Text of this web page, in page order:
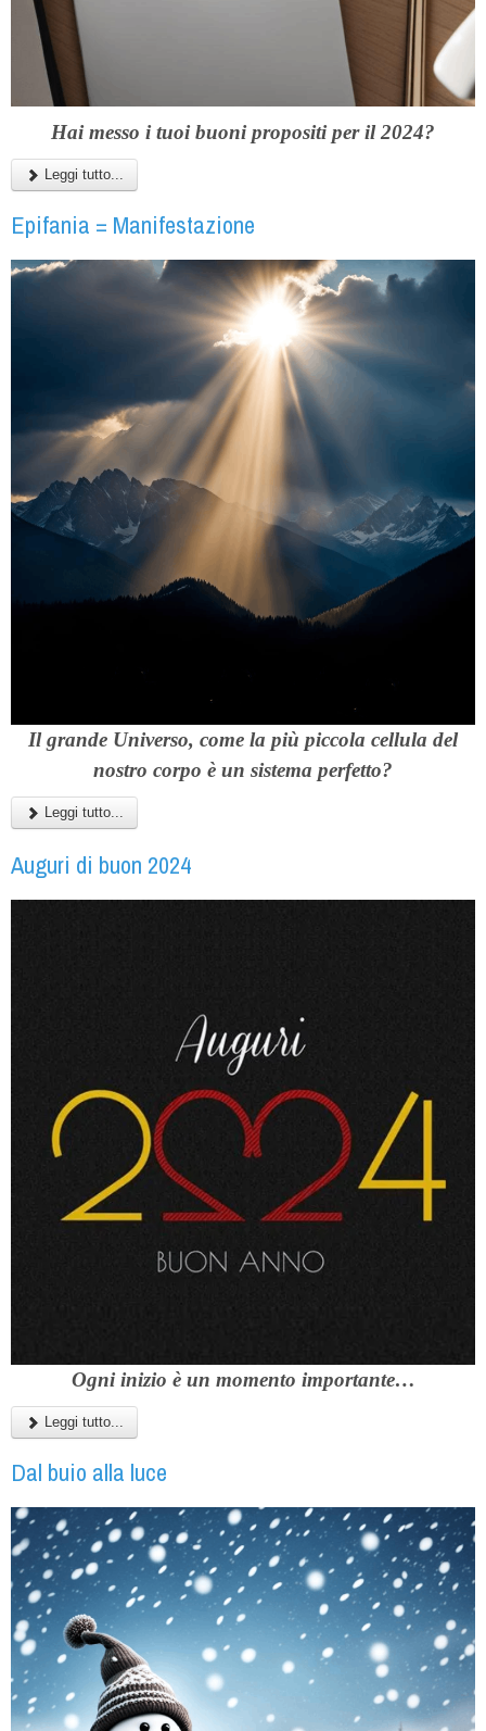
Hai messo i tuoi buoni propositi per il 2024?
Leggi tutto...
Epifania = Manifestazione
Il grande Universo, come la più piccola cellula del
nostro corpo è un sistema perfetto?
Leggi tutto...
Auguri di buon 2024
Ogni inizio è un momento importante…
Leggi tutto...
Dal buio alla luce